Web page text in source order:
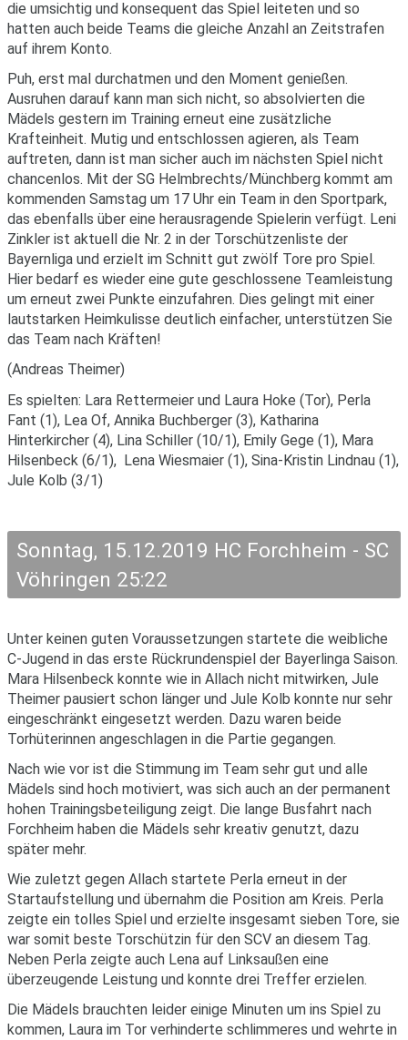
die umsichtig und konsequent das Spiel leiteten und so
hatten auch beide Teams die gleiche Anzahl an Zeitstrafen
auf ihrem Konto.
Puh, erst mal durchatmen und den Moment genießen.
Ausruhen darauf kann man sich nicht, so absolvierten die
Mädels gestern im Training erneut eine zusätzliche
Krafteinheit. Mutig und entschlossen agieren, als Team
auftreten, dann ist man sicher auch im nächsten Spiel nicht
chancenlos. Mit der SG Helmbrechts/Münchberg kommt am
kommenden Samstag um 17 Uhr ein Team in den Sportpark,
das ebenfalls über eine herausragende Spielerin verfügt. Leni
Zinkler ist aktuell die Nr. 2 in der Torschützenliste der
Bayernliga und erzielt im Schnitt gut zwölf Tore pro Spiel.
Hier bedarf es wieder eine gute geschlossene Teamleistung
um erneut zwei Punkte einzufahren. Dies gelingt mit einer
lautstarken Heimkulisse deutlich einfacher, unterstützen Sie
das Team nach Kräften!
(Andreas Theimer)
Es spielten: Lara Rettermeier und Laura Hoke (Tor), Perla
Fant (1), Lea Of, Annika Buchberger (3), Katharina
Hinterkircher (4), Lina Schiller (10/1), Emily Gege (1), Mara
Hilsenbeck (6/1), Lena Wiesmaier (1), Sina-Kristin Lindnau (1),
Jule Kolb (3/1)
Sonntag, 15.12.2019 HC Forchheim - SC
Vöhringen 25:22
Unter keinen guten Voraussetzungen startete die weibliche
C-Jugend in das erste Rückrundenspiel der Bayerlinga Saison.
Mara Hilsenbeck konnte wie in Allach nicht mitwirken, Jule
Theimer pausiert schon länger und Jule Kolb konnte nur sehr
eingeschränkt eingesetzt werden. Dazu waren beide
Torhüterinnen angeschlagen in die Partie gegangen.
Nach wie vor ist die Stimmung im Team sehr gut und alle
Mädels sind hoch motiviert, was sich auch an der permanent
hohen Trainingsbeteiligung zeigt. Die lange Busfahrt nach
Forchheim haben die Mädels sehr kreativ genutzt, dazu
später mehr.
Wie zuletzt gegen Allach startete Perla erneut in der
Startaufstellung und übernahm die Position am Kreis. Perla
zeigte ein tolles Spiel und erzielte insgesamt sieben Tore, sie
war somit beste Torschützin für den SCV an diesem Tag.
Neben Perla zeigte auch Lena auf Linksaußen eine
überzeugende Leistung und konnte drei Treffer erzielen.
Die Mädels brauchten leider einige Minuten um ins Spiel zu
kommen, Laura im Tor verhinderte schlimmeres und wehrte in